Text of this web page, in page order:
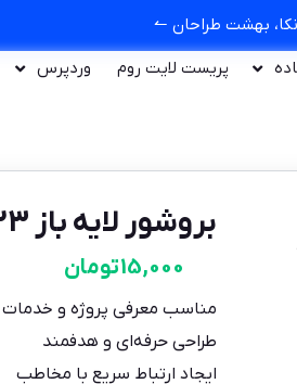
بهشت طراحان ↼
پریست لایت روم وردپرس
بروشور لایه باز J23
15,000تومان
مناسب معرفی پروژه و خدمات
طراحی حرفه‌ای و هدفمند
ایجاد ارتباط سریع با مخاطب